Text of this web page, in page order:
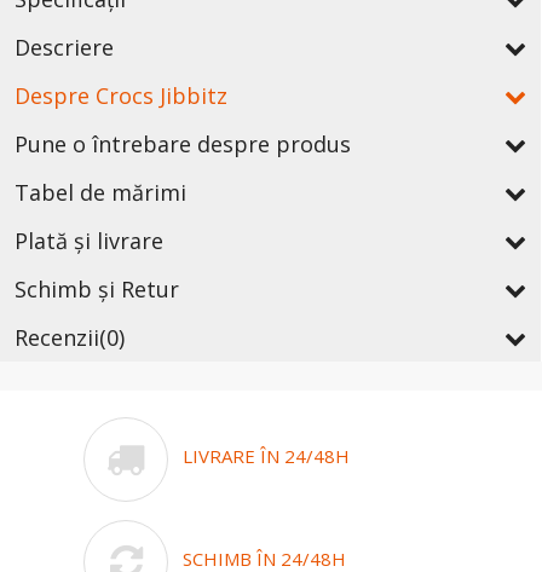
Descriere
Despre Crocs Jibbitz
Pune o întrebare despre produs
Tabel de mărimi
Plată și livrare
Schimb și Retur
Recenzii(0)
LIVRARE ÎN 24/48H
SCHIMB ÎN 24/48H